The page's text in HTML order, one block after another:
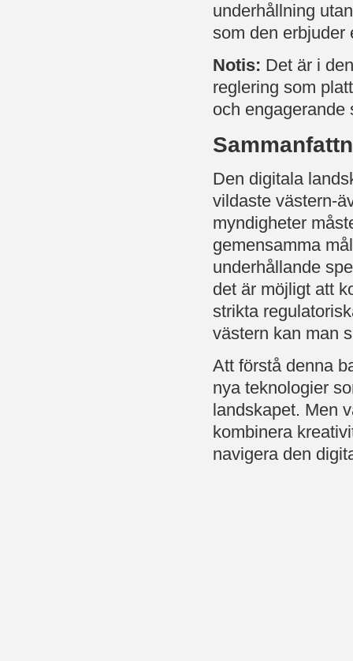
underhållning
som den erbjuder
Notis: Det är i
reglering som
och engagerande
Den digitala
vildaste västern-
myndigheter
gemensamma
underhållande
det är möjligt att
strikta
västern kan man
Att förstå denna
nya teknologier
landskapet. Men
kombinera
navigera den